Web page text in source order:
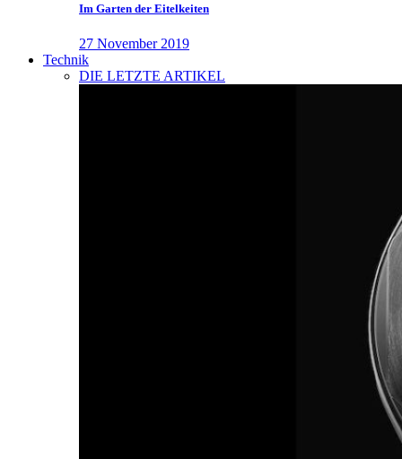
Im Garten der Eitelkeiten
27 November 2019
Technik
DIE LETZTE ARTIKEL